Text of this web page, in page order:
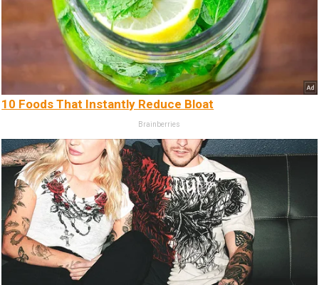
10 Foods That Instantly Reduce Bloat
Brainberries